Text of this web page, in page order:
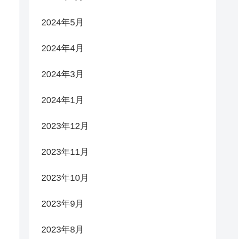
2024年5月
2024年4月
2024年3月
2024年1月
2023年12月
2023年11月
2023年10月
2023年9月
2023年8月